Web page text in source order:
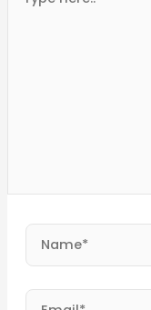
here..
Name*
Email*